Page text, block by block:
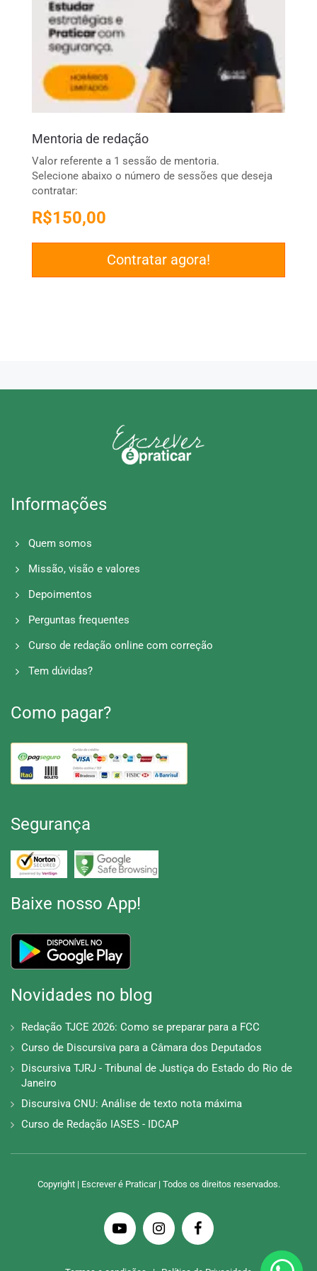
Mentoria de redação
Valor referente a 1 sessão de mentoria.
Selecione abaixo o número de sessões que deseja
contratar:
R$150,00
Contratar agora!
Informações
Quem somos
Missão, visão e valores
Depoimentos
Perguntas frequentes
Curso de redação online com correção
Tem dúvidas?
Como pagar?
Segurança
Baixe nosso App!
Novidades no blog
Redação TJCE 2026: Como se preparar para a FCC
Curso de Discursiva para a Câmara dos Deputados
Discursiva TJRJ - Tribunal de Justiça do Estado do Rio de
Janeiro
Discursiva CNU: Análise de texto nota máxima
Curso de Redação IASES - IDCAP
Copyright | Escrever é Praticar | Todos os direitos reservados.